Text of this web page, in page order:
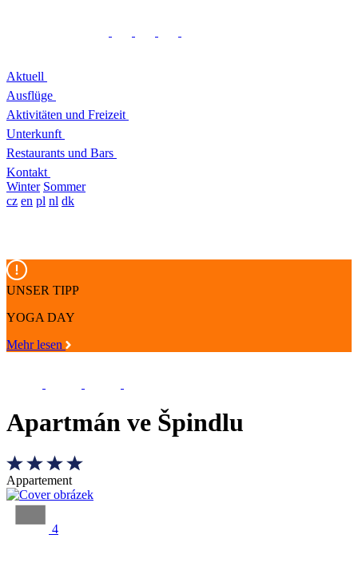
Aktuell
Ausflüge
Aktivitäten und Freizeit
Unterkunft
Restaurants und Bars
Kontakt
Winter Sommer
cz en pl nl dk
UNSER TIPP
YOGA DAY
Mehr lesen
Apartmán ve Špindlu
Appartement
4